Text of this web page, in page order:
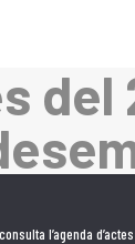
del
l’agenda